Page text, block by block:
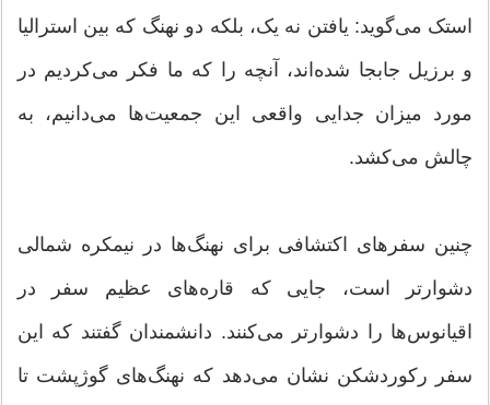
استک می‌گوید: یافتن نه یک، بلکه دو نهنگ که بین استرالیا
و برزیل جابجا شده‌اند، آنچه را که ما فکر می‌کردیم در
مورد میزان جدایی واقعی این جمعیت‌ها می‌دانیم، به
چالش می‌کشد.
چنین سفرهای اکتشافی برای نهنگ‌ها در نیمکره شمالی
دشوارتر است، جایی که قاره‌های عظیم سفر در
اقیانوس‌ها را دشوارتر می‌کنند. دانشمندان گفتند که این
سفر رکوردشکن نشان می‌دهد که نهنگ‌های گوژپشت تا